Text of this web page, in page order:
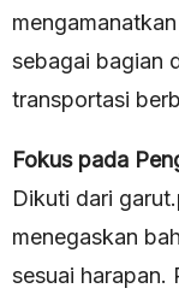
sebagai bagian
transportasi
Fokus pada
Dikuti dari
menegaskan
sesuai harapan.